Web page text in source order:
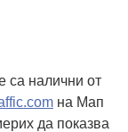
са налични от
на Мап
да показва